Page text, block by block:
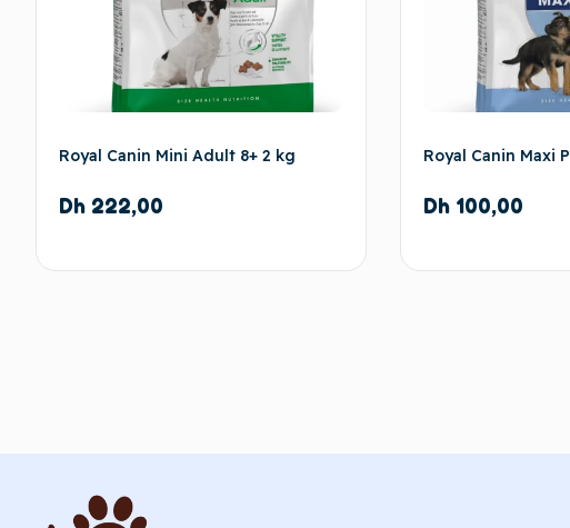
Royal Canin Mini Adult 8+ 2 kg
Dh 222,00
Royal Canin Maxi
Dh100,00